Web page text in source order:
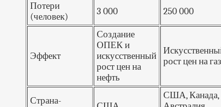
Потери
(человек)
3 000 250 000
Эффект
Создание
ОПЕК и
искусственный
рост цен на
нефть
рост цен на
Страна-
США, Канада,